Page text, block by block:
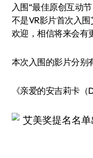
入围“最佳原创互动
不是VR影片首次入
欢迎，相信将来会有
本次入围的影片分别
《亲爱的安吉莉卡（